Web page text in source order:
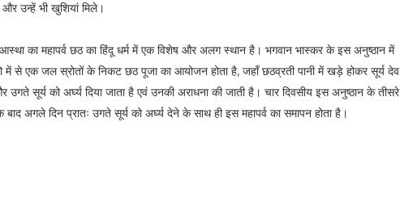
उन्हें भी खुशियां मिले।
का महापर्व छठ का हिंदू धर्म में एक विशेष और अलग स्थान है। भगवान भास्कर के इस अनुष्ठान में
में से एक जल स्रोतों के निकट छठ पूजा का आयोजन होता है, जहाँ छठव्रती पानी में खड़े होकर सूर्य देव
सूर्य को अर्घ्य दिया जाता है एवं उनकी अराधना की जाती है। चार दिवसीय इस अनुष्ठान के तीसरे
अगले दिन प्रातः उगते सूर्य को अर्घ्य देने के साथ ही इस महापर्व का समापन होता है।